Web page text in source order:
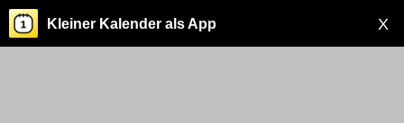
X
Kleiner Kalender als App